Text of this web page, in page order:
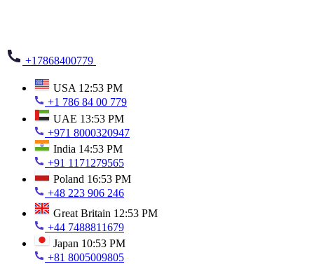
+17868400779
USA 12:53 PM
+1 786 84 00 779
UAE 13:53 PM
+971 8000320947
India 14:53 PM
+91 1171279565
Poland 16:53 PM
+48 223 906 246
Great Britain 12:53 PM
+44 7488811679
Japan 10:53 PM
+81 8005009805